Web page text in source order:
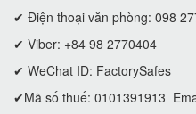
✔ Điện thoại văn phòng: 098
✔ Viber: +84 98 2770404
✔ WeChat ID: FactorySafes
✔Mã số thuế: 0101391913